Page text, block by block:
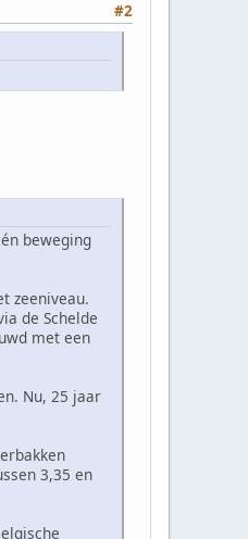
#2
beweging
zeeniveau.
de Schelde
met een
Nu, 25 jaar
3,35 en